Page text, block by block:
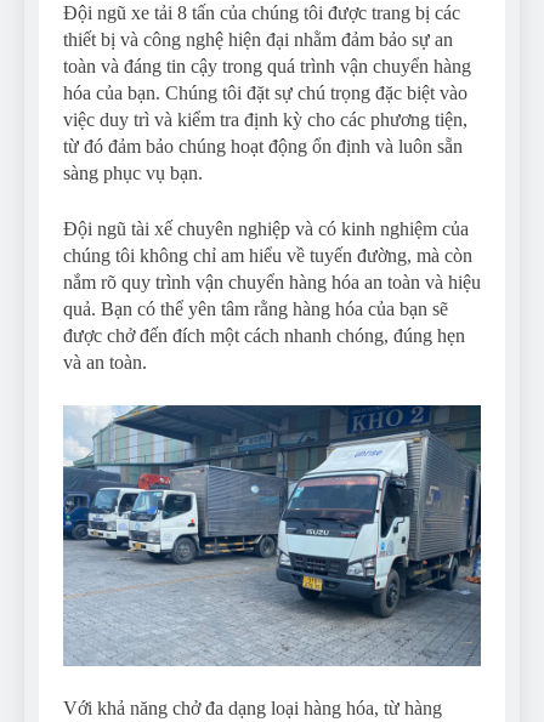
Đội ngũ xe tải 8 tấn của chúng tôi được trang bị các
thiết bị và công nghệ hiện đại nhằm đảm bảo sự an
toàn và đáng tin cậy trong quá trình vận chuyển hàng
hóa của bạn. Chúng tôi đặt sự chú trọng đặc biệt vào
việc duy trì và kiểm tra định kỳ cho các phương tiện,
từ đó đảm bảo chúng hoạt động ổn định và luôn sẵn
sàng phục vụ bạn.
Đội ngũ tài xế chuyên nghiệp và có kinh nghiệm của
chúng tôi không chỉ am hiểu về tuyến đường, mà còn
nắm rõ quy trình vận chuyển hàng hóa an toàn và hiệu
quả. Bạn có thể yên tâm rằng hàng hóa của bạn sẽ
được chở đến đích một cách nhanh chóng, đúng hẹn
và an toàn.
Với khả năng chở đa dạng loại hàng hóa, từ hàng